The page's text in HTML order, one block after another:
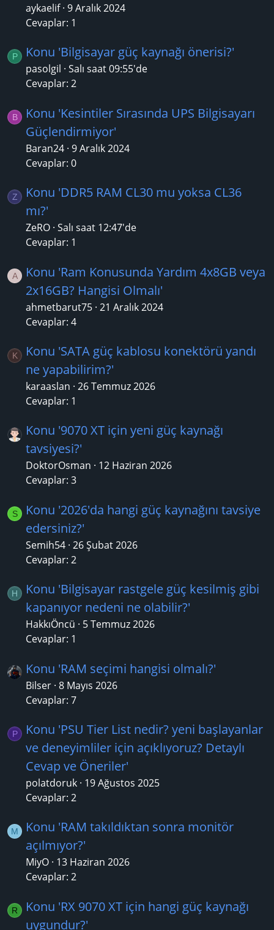
aykaelif 9 Aralık 2024
Cevaplar: 1
P Konu 'Bilgisayar güç kaynağı önerisi?'
pasolgil Salı saat 09:55'de
Cevaplar: 2
B
Konu 'Kesintiler Sırasında UPS Bilgisayarı
Güçlendirmiyor'
Baran24 9 Aralık 2024
Cevaplar: 0
Z
Konu 'DDR5 RAM CL30 mu yoksa CL36
mı?'
ZeRO Salı saat 12:47'de
Cevaplar: 1
A
Konu 'Ram Konusunda Yardım 4x8GB veya
2x16GB? Hangisi Olmalı'
ahmetbarut75 21 Aralık 2024
Cevaplar: 4
K
Konu 'SATA güç kablosu konektörü yandı
ne yapabilirim?'
karaaslan 26 Temmuz 2026
Cevaplar: 1
Konu '9070 XT için yeni güç kaynağı
tavsiyesi?'
DoktorOsman
12 Haziran 2026
Cevaplar: 3
S
Konu '2026'da hangi güç kaynağını tavsiye
edersiniz?'
Semih54 26 Şubat 2026
Cevaplar: 2
H
Konu 'Bilgisayar rastgele güç kesilmiş gibi
kapanıyor nedeni ne olabilir?'
HakkıÖncü
5 Temmuz 2026
Cevaplar: 1
Konu 'RAM seçimi hangisi olmalı?'
Bilser 8 Mayıs 2026
Cevaplar: 7
P
Konu 'PSU Tier List nedir? yeni başlayanlar
ve deneyimliler için açıklıyoruz? Detaylı
Cevap ve Öneriler'
polatdoruk 19 Ağustos 2025
Cevaplar: 2
M
Konu 'RAM takıldıktan sonra monitör
açılmıyor?'
MiyO 13 Haziran 2026
Cevaplar: 2
R
Konu 'RX 9070 XT için hangi güç kaynağı
uygundur?'